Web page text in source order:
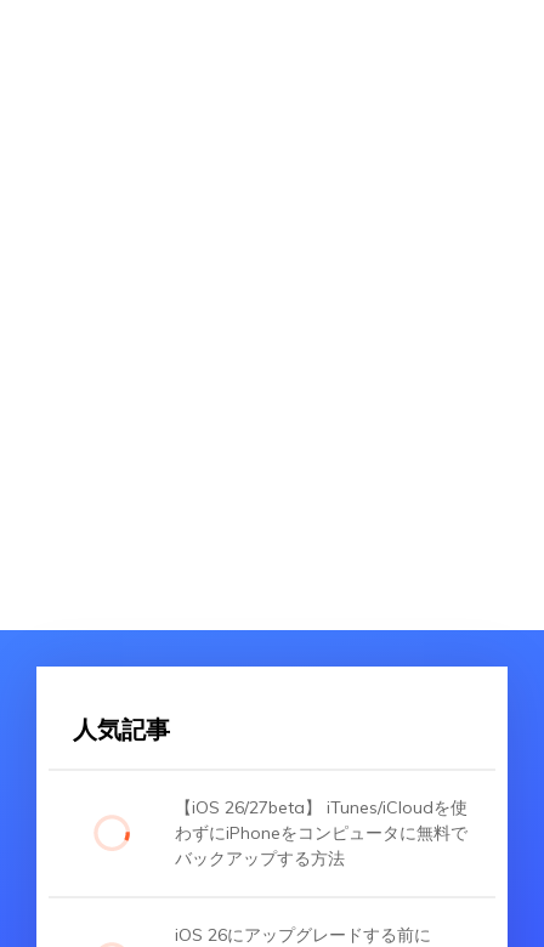
人気記事
【iOS 26/27beta】 iTunes/iCloudを使
わずにiPhoneをコンピュータに無料で
バックアップする方法
iOS 26にアップグレードする前に